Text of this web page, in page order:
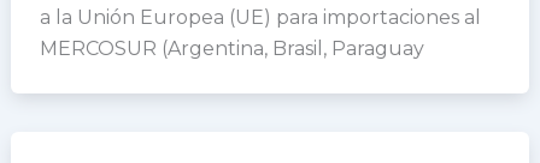
a la Unión Europea (UE) para importaciones al
MERCOSUR (Argentina, Brasil, Paraguay